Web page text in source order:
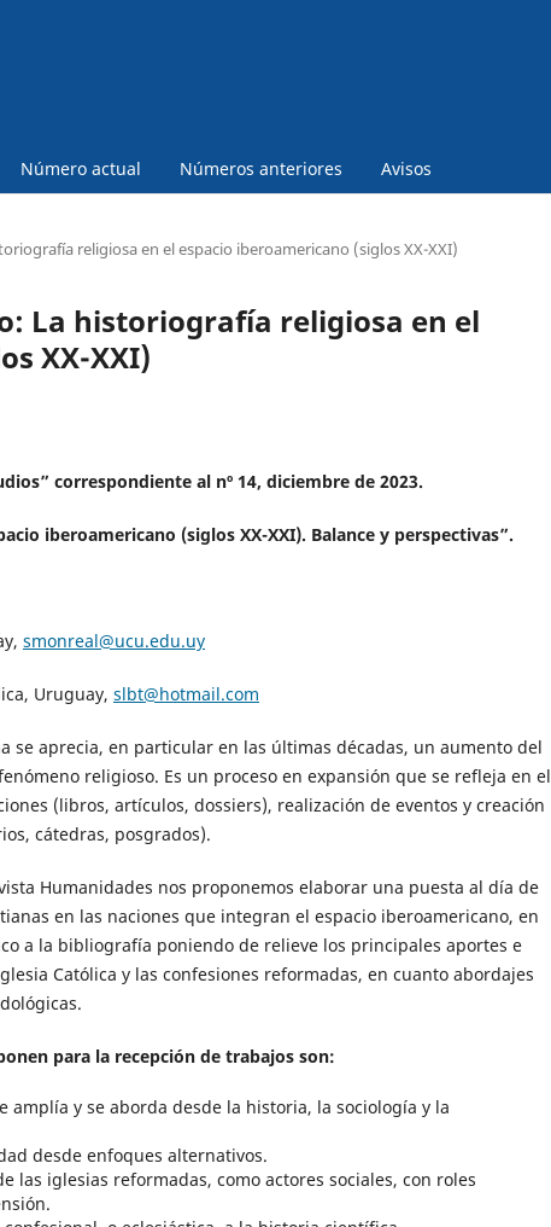
Número actual Números anteriores Avisos
religiosa en el espacio iberoamericano (siglos XX-XXI)
La historiografía religiosa en el
XX-XXI)
correspondiente al nº 14, diciembre de 2023.
iberoamericano (siglos XX-XXI). Balance y perspectivas”.
smonreal@ucu.edu.uy
Uruguay, slbt@hotmail.com
se aprecia, en particular en las últimas décadas, un aumento del
religioso. Es un proceso en expansión que se refleja en el
(libros, artículos, dossiers), realización de eventos y creación
cátedras, posgrados).
Humanidades nos proponemos elaborar una puesta al día de
en las naciones que integran el espacio iberoamericano, en
a la bibliografía poniendo de relieve los principales aportes e
Católica y las confesiones reformadas, en cuanto abordajes
para la recepción de trabajos son:
amplía y se aborda desde la historia, la sociología y la
desde enfoques alternativos.
las iglesias reformadas, como actores sociales, con roles